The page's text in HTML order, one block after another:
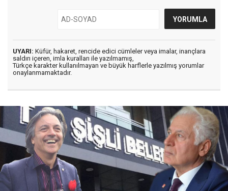
UYARI: Küfür, hakaret, rencide edici cümleler veya imalar, inançlara
saldırı içeren, imla kuralları ile yazılmamış,
Türkçe karakter kullanılmayan ve büyük harflerle yazılmış yorumlar
onaylanmamaktadır.